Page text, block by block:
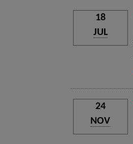
18
JUL
24
NOV